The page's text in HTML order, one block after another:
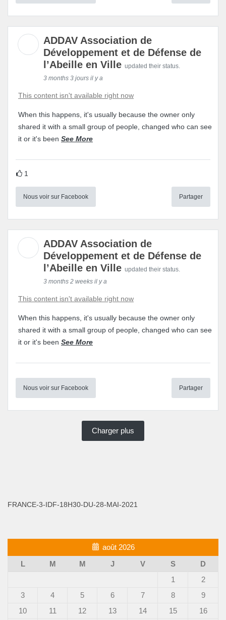
ADDAV Association de
Développement et de Défense de
l’Abeille en Ville updated their status.
3 months 3 jours il y a
This content isn't available right now
When this happens, it's usually because the owner only
shared it with a small group of people, changed who can see
it or it's been See More
1
Nous voir sur Facebook Partager
ADDAV Association de
Développement et de Défense de
l’Abeille en Ville updated their status.
3 months 2 weeks il y a
This content isn't available right now
When this happens, it's usually because the owner only
shared it with a small group of people, changed who can see
it or it's been See More
Nous voir sur Facebook Partager
Charger plus
FRANCE-3-IDF-18H30-DU-28-MAI-2021
août 2026
L
M M J V S
D
1
2
3
4 5 6 7 8
9
10
11 12 13 14 15 16